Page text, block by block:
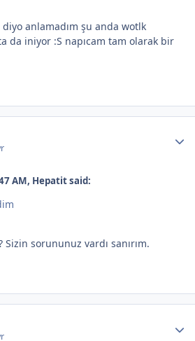
anlamadım şu anda wotlk
da iniyor :S napıcam tam olarak bir
AM, Hepatit said:
sorununuz vardı sanırım.